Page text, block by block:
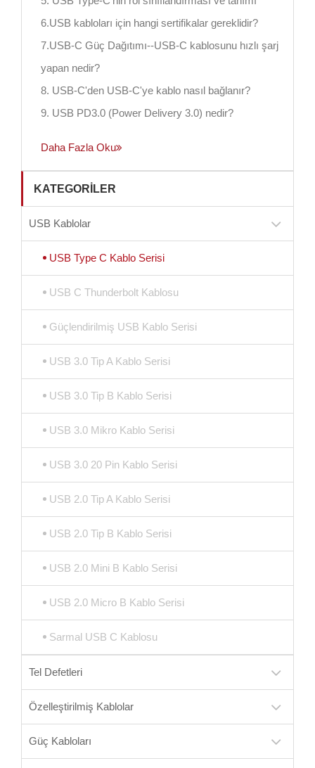
6.USB kabloları için hangi sertifikalar gereklidir?
7.USB-C Güç Dağıtımı--USB-C kablosunu hızlı şarj
yapan nedir?
8. USB-C'den USB-C'ye kablo nasıl bağlanır?
9. USB PD3.0 (Power Delivery 3.0) nedir?
Daha Fazla Oku
KATEGORILER
USB Kablolar
USB Type C Kablo Serisi
USB C Thunderbolt Kablosu
Güçlendirilmiş USB Kablo Serisi
USB 3.0 Tip A Kablo Serisi
USB 3.0 Tip B Kablo Serisi
USB 3.0 Mikro Kablo Serisi
USB 3.0 20 Pin Kablo Serisi
USB 2.0 Tip A Kablo Serisi
USB 2.0 Tip B Kablo Serisi
USB 2.0 Mini B Kablo Serisi
USB 2.0 Micro B Kablo Serisi
Sarmal USB C Kablosu
Tel Defetleri
Özelleştirilmiş Kablolar
Güç Kabloları